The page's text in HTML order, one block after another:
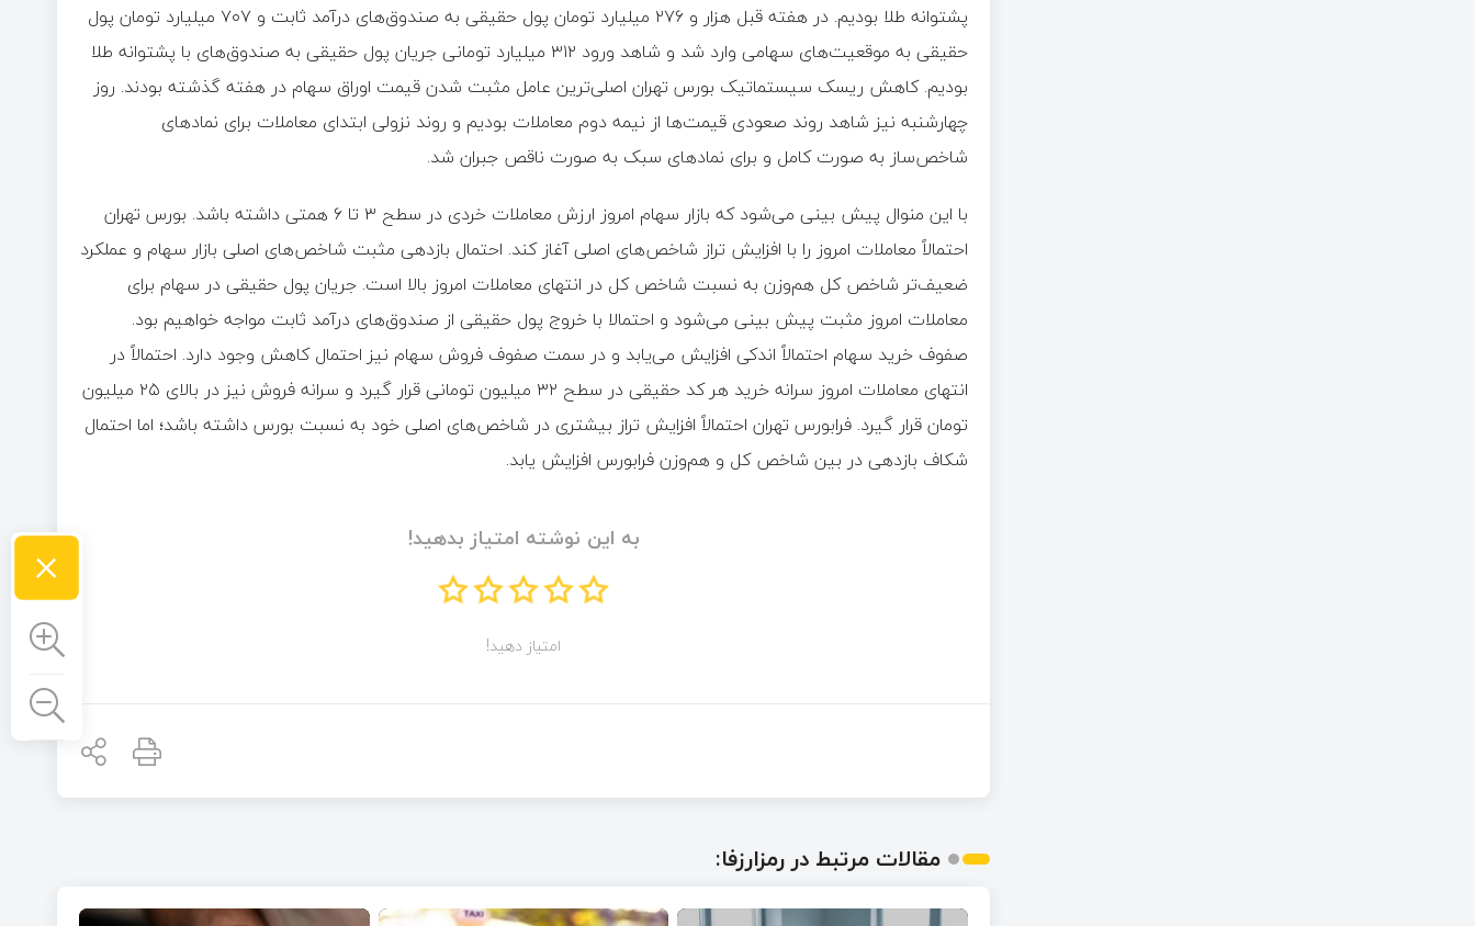
پشتوانه طلا بودیم. در هفته قبل هزار و ۲۷۶ میلیارد تومان پول حقیقی به صندوق‌های درآمد ثابت و ۷۰۷ میلیارد تومان پول
حقیقی به موقعیت‌های سهامی وارد شد و شاهد ورود ۳۱۲ میلیارد تومانی جریان پول حقیقی به صندوق‌های با پشتوانه طلا
بودیم. کاهش ریسک سیستماتیک بورس تهران اصلی‌ترین عامل مثبت شدن قیمت اوراق سهام در هفته گذشته بودند. روز
چهارشنبه نیز شاهد روند صعودی قیمت‌ها از نیمه دوم معاملات بودیم و روند نزولی ابتدای معاملات برای نماد‌های
شاخص‌ساز به صورت کامل و برای نماد‌های سبک به صورت ناقص جبران شد.
با این منوال پیش بینی می‌شود که بازار سهام امروز ارزش معاملات خردی در سطح ۳ تا ۶ همتی داشته باشد. بورس تهران
احتمالاً معاملات امروز را با افزایش تراز شاخص‌های اصلی آغاز کند. احتمال بازدهی مثبت شاخص‌های اصلی بازار سهام و عملکرد
ضعیف‌تر شاخص کل هم‌وزن به نسبت شاخص کل در انتهای معاملات امروز بالا است. جریان پول حقیقی در سهام برای
معاملات امروز مثبت پیش بینی می‌شود و احتمالا با خروج پول حقیقی از صندوق‌های درآمد ثابت مواجه خواهیم بود.
صفوف خرید سهام احتمالاً اندکی افزایش می‌یابد و در سمت صفوف فروش سهام نیز احتمال کاهش وجود دارد. احتمالاً در
انتهای معاملات امروز سرانه خرید هر کد حقیقی در سطح ۳۲ میلیون تومانی قرار گیرد و سرانه فروش نیز در بالای ۲۵ میلیون
تومان قرار گیرد. فرابورس تهران احتمالاً افزایش تراز بیشتری در شاخص‌های اصلی خود به نسبت بورس داشته باشد؛ اما احتمال
شکاف بازدهی در بین شاخص کل و هم‌وزن فرابورس افزایش یابد.
به این نوشته امتیاز بدهید!
امتیاز دهید!
مقالات مرتبط در رمزارزفا:
×